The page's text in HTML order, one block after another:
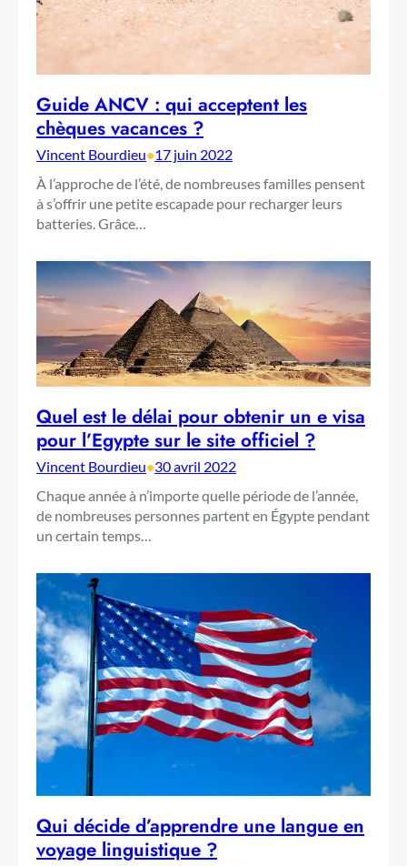
Guide ANCV : qui acceptent les
chèques vacances ?
Vincent Bourdieu•17 juin 2022
À l’approche de l’été, de nombreuses familles pensent
à s’offrir une petite escapade pour recharger leurs
batteries. Grâce…
Quel est le délai pour obtenir un e visa
pour l’Egypte sur le site officiel ?
Vincent Bourdieu•30 avril 2022
Chaque année à n’importe quelle période de l’année,
de nombreuses personnes partent en Égypte pendant
un certain temps…
Qui décide d’apprendre une langue en
voyage linguistique ?